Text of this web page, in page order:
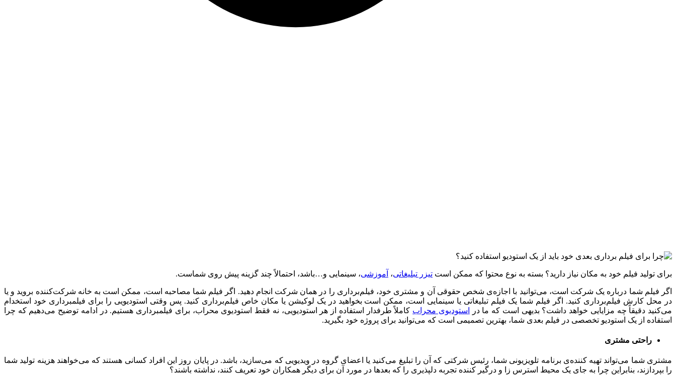
برای تولید فیلم خود به مکان نیاز دارید؟ بسته به نوع محتوا که ممکن است تیزر تبلیغاتی، آموزشی، سینمایی و…باشد، احتمالاً چند گزینه پیش روی شماست.
اگر فیلم شما درباره یک شرکت است، می‌توانید با اجازه‌ی شخص حقوقی آن و مشتری خود، فیلم‌برداری را در همان شرکت انجام دهید. اگر فیلم شما مصاحبه است، ممکن است به خانه شرکت‌کننده بروید و یا
در محل کارش فیلم‌برداری کنید. اگر فیلم شما یک فیلم تبلیغاتی یا سینمایی است، ممکن است بخواهید در یک لوکیشن یا مکان خاص فیلم‌برداری کنید. پس وقتی استودیویی را برای فیلمبرداری خود استخدام
می‌کنید دقیقاً چه مزایایی خواهد داشت؟ بدیهی است که ما در
استودیوی محراب کاملاً طرفدار استفاده از هر استودیویی، نه فقط استودیوی محراب، برای فیلمبرداری هستیم. در ادامه توضیح می‌دهیم که چرا
استفاده از یک استودیو تخصصی در فیلم بعدی شما، بهترین تصمیمی است که می‌توانید برای پروژه خود بگیرید.
راحتی مشتری
مشتری شما می‌تواند تهیه کننده‌ی برنامه تلویزیونی شما، رئیس شرکتی که آن را تبلیغ می‌کنید یا اعضای گروه در ویدیویی که می‌سازید، باشد. در پایان روز این افراد کسانی هستند که می‌خواهند هزینه تولید شما
را بپردازند، بنابراین چرا به جای یک محیط استرس زا و درگیر کننده تجربه دلپذیری را که بعدها در مورد آن برای دیگر همکاران خود تعریف کنند، نداشته باشند؟